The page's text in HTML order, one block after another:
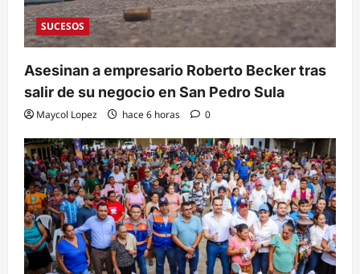
SUCESOS
Asesinan a empresario Roberto Becker tras
salir de su negocio en San Pedro Sula
Maycol Lopez hace 6 horas 0